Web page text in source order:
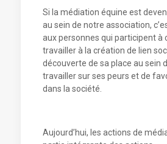
Si la médiation équine est
au sein de notre association,
aux personnes qui participent à
travailler à la création de lien
découverte de sa place au sein
travailler sur ses peurs et de
dans la société.
Aujourd’hui, les actions de